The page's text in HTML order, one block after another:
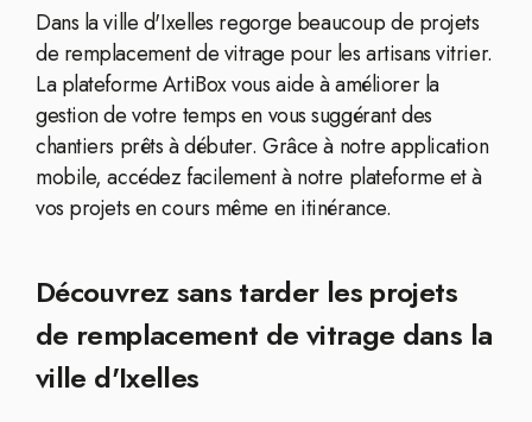
Dans la ville d'Ixelles regorge beaucoup de projets
de remplacement de vitrage pour les artisans vitrier.
La plateforme ArtiBox vous aide à améliorer la
gestion de votre temps en vous suggérant des
chantiers prêts à débuter. Grâce à notre application
mobile, accédez facilement à notre plateforme et à
vos projets en cours même en itinérance.
Découvrez sans tarder les projets
de remplacement de vitrage dans la
ville d'Ixelles